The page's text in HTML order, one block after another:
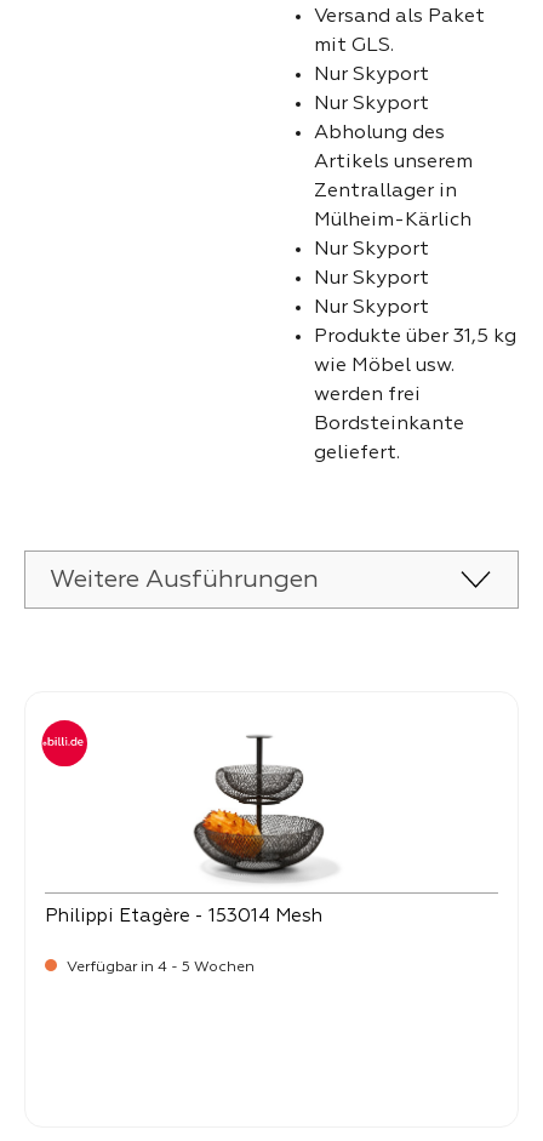
Versand als Paket
mit GLS.
Nur Skyport
Nur Skyport
Abholung des
Artikels unserem
Zentrallager in
Mülheim-Kärlich
Nur Skyport
Nur Skyport
Nur Skyport
Produkte über 31,5 kg
wie Möbel usw.
werden frei
Bordsteinkante
geliefert.
Weitere Ausführungen
Philippi Etagère - 153014 Mesh
Verfügbar in 4 - 5 Wochen